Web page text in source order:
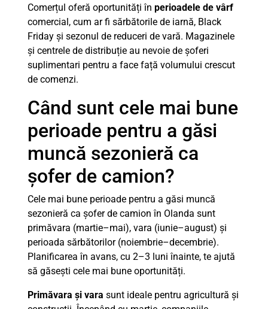
Comerțul oferă oportunități în perioadele de vârf
comercial, cum ar fi sărbătorile de iarnă, Black
Friday și sezonul de reduceri de vară. Magazinele
și centrele de distribuție au nevoie de șoferi
suplimentari pentru a face față volumului crescut
de comenzi.
Când sunt cele mai bune
perioade pentru a găsi
muncă sezonieră ca
șofer de camion?
Cele mai bune perioade pentru a găsi muncă
sezonieră ca șofer de camion în Olanda sunt
primăvara (martie–mai), vara (iunie–august) și
perioada sărbătorilor (noiembrie–decembrie).
Planificarea în avans, cu 2–3 luni înainte, te ajută
să găsești cele mai bune oportunități.
Primăvara și vara sunt ideale pentru agricultură și